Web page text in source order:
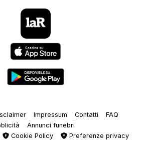
Impressum Contatti
FAQ
Annunci funebri
Cookie Policy Preferenze privacy